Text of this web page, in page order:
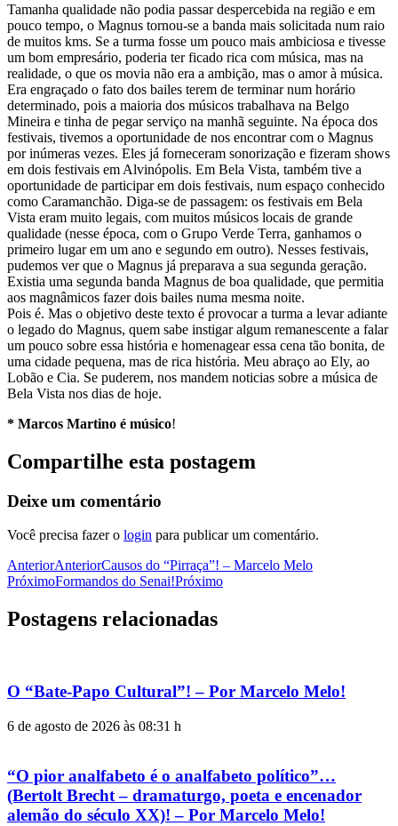
Tamanha qualidade não podia passar despercebida na região e em
pouco tempo, o Magnus tornou-se a banda mais solicitada num raio
de muitos kms. Se a turma fosse um pouco mais ambiciosa e tivesse
um bom empresário, poderia ter ficado rica com música, mas na
realidade, o que os movia não era a ambição, mas o amor à música.
Era engraçado o fato dos bailes terem de terminar num horário
determinado, pois a maioria dos músicos trabalhava na Belgo
Mineira e tinha de pegar serviço na manhã seguinte. Na época dos
festivais, tivemos a oportunidade de nos encontrar com o Magnus
por inúmeras vezes. Eles já forneceram sonorização e fizeram shows
em dois festivais em Alvinópolis. Em Bela Vista, também tive a
oportunidade de participar em dois festivais, num espaço conhecido
como Caramanchão. Diga-se de passagem: os festivais em Bela
Vista eram muito legais, com muitos músicos locais de grande
qualidade (nesse época, com o Grupo Verde Terra, ganhamos o
primeiro lugar em um ano e segundo em outro). Nesses festivais,
pudemos ver que o Magnus já preparava a sua segunda geração.
Existia uma segunda banda Magnus de boa qualidade, que permitia
aos magnâmicos fazer dois bailes numa mesma noite.
Pois é. Mas o objetivo deste texto é provocar a turma a levar adiante
o legado do Magnus, quem sabe instigar algum remanescente a falar
um pouco sobre essa história e homenagear essa cena tão bonita, de
uma cidade pequena, mas de rica história. Meu abraço ao Ely, ao
Lobão e Cia. Se puderem, nos mandem noticias sobre a música de
Bela Vista nos dias de hoje.
* Marcos Martino é músico!
Compartilhe esta postagem
Deixe um comentário
Você precisa fazer o login para publicar um comentário.
AnteriorAnteriorCausos do “Pirraça”! – Marcelo Melo
PróximoFormandos do Senai!Próximo
Postagens relacionadas
O “Bate-Papo Cultural”! – Por Marcelo Melo!
6 de agosto de 2026 às 08:31 h
“O pior analfabeto é o analfabeto político”…
(Bertolt Brecht – dramaturgo, poeta e encenador
alemão do século XX)! – Por Marcelo Melo!